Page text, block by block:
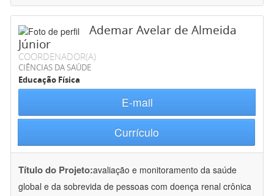
Ademar Avelar de Almeida
Júnior
COORDENADOR(A)
CIÊNCIAS DA SAÚDE
Educação Física
E-mail
Currículo
Título do Projeto:avaliação e monitoramento da saúde
global e da sobrevida de pessoas com doença renal crônica